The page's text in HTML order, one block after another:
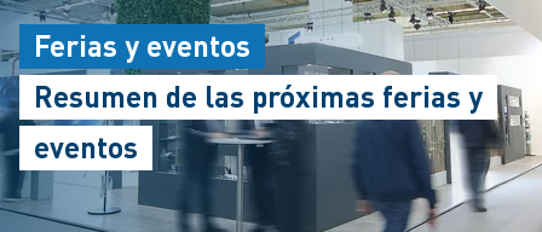
Ferias y eventos
Resumen de las próximas ferias y
eventos